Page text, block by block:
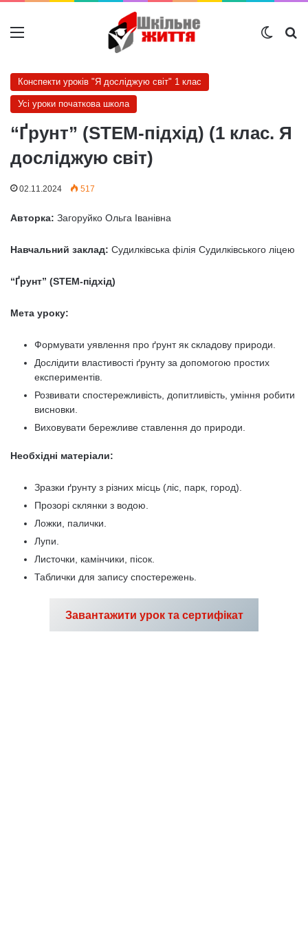
Меню
Конспекти уроків "Я досліджую світ" 1 клас
Усі уроки початкова школа
“Ґрунт” (STEM-підхід) (1 клас. Я
досліджую світ)
02.11.2024 517
Авторка: Загоруйко Ольга Іванівна
Навчальний заклад: Судилківська філія Судилківського ліцею
“Ґрунт” (STEM-підхід)
Мета уроку:
Формувати уявлення про ґрунт як складову природи.
Дослідити властивості ґрунту за допомогою простих
експериментів.
Розвивати спостережливість, допитливість, уміння робити
висновки.
Виховувати бережливе ставлення до природи.
Необхідні матеріали:
Зразки ґрунту з різних місць (ліс, парк, город).
Прозорі склянки з водою.
Ложки, палички.
Лупи.
Листочки, камінчики, пісок.
Таблички для запису спостережень.
Завантажити урок та сертифікат